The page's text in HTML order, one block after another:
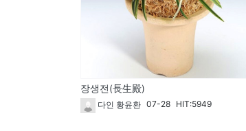
장생전(長生殿)
다인 황윤환 07-28 HIT:5949